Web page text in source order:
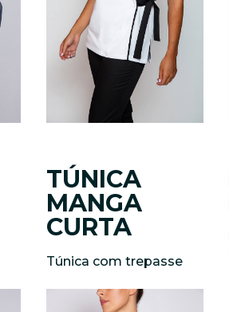
TÚNICA
MANGA
CURTA
Túnica com trepasse